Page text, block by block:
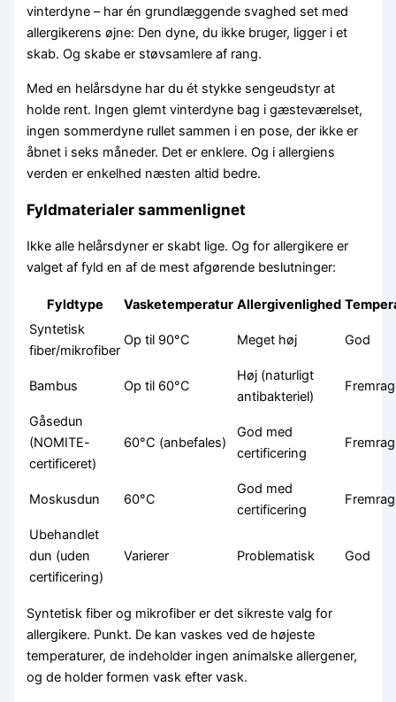
vinterdyne – har én grundlæggende svaghed set med
allergikerens øjne: Den dyne, du ikke bruger, ligger i et
skab. Og skabe er støvsamlere af rang.
Med en helårsdyne har du ét stykke sengeudstyr at
holde rent. Ingen glemt vinterdyne bag i gæsteværelset,
ingen sommerdyne rullet sammen i en pose, der ikke er
åbnet i seks måneder. Det er enklere. Og i allergiens
verden er enkelhed næsten altid bedre.
Fyldmaterialer sammenlignet
Ikke alle helårsdyner er skabt lige. Og for allergikere er
valget af fyld en af de mest afgørende beslutninger:
Fyldtype Vasketemperatur Allergivenlighed
Syntetisk
fiber/mikrofiber
Op til 90°C Meget høj God
Bambus Op til 60°C
Høj (naturligt
antibakteriel)
Gåsedun
(NOMITE-
certificeret)
60°C (anbefales)
God med
certificering
Moskusdun 60°C
God med
certificering
Ubehandlet
dun (uden
certificering)
Varierer Problematisk God
Syntetisk fiber og mikrofiber er det sikreste valg for
allergikere. Punkt. De kan vaskes ved de højeste
temperaturer, de indeholder ingen animalske allergener,
og de holder formen vask efter vask.